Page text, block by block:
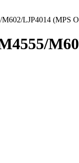
LJP4014 (MPS